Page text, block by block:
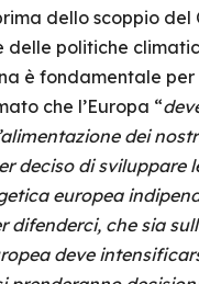
dello scoppio del
politiche
è fondamentale
che l’Europa “
dei
deciso di sviluppare
europea
che sia
deve